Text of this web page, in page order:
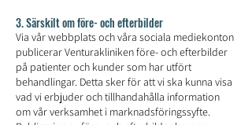
3. Särskilt om före- och efterbilder
Via vår webbplats och våra sociala mediekonton
publicerar Venturakliniken före- och efterbilder
på patienter och kunder som har utfört
behandlingar. Detta sker för att vi ska kunna visa
vad vi erbjuder och tillhandahålla information
om vår verksamhet i marknadsföringssyfte.